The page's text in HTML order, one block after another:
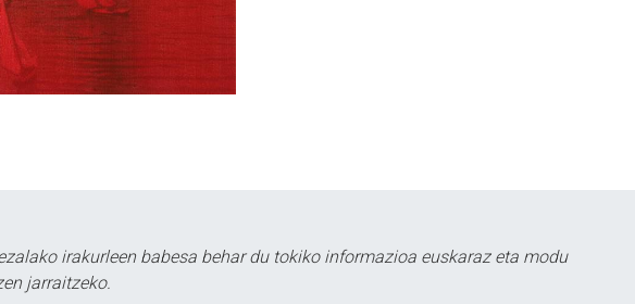
irakurleen babesa behar du tokiko informazioa euskaraz eta modu
jarraitzeko.